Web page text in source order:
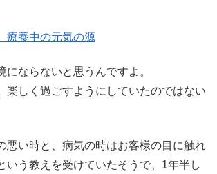
養中の元気の源
にならないと思うんですよ。
楽しく過ごすようにしていたのではない
悪い時と、病気の時はお客様の目に触れ
いう教えを受けていたそうで、1年半し